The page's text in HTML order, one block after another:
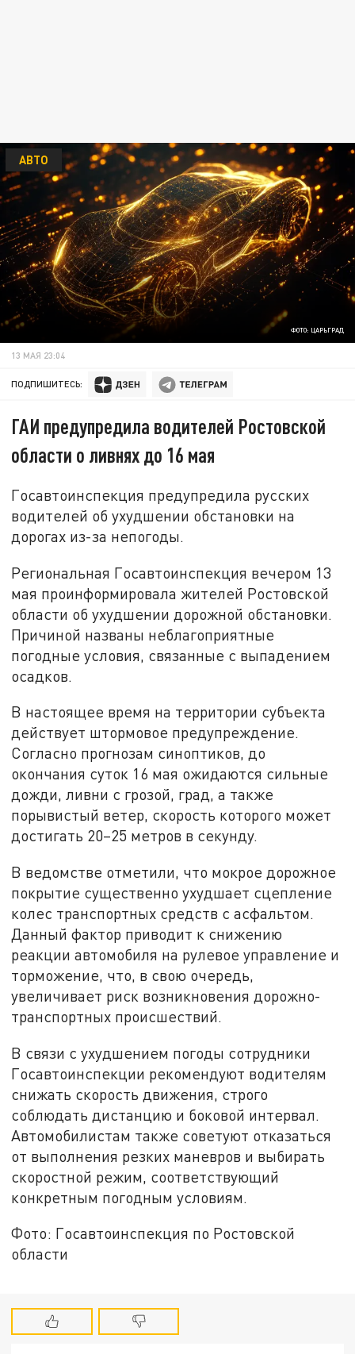
ФОТО: ЦАРЬГРАД
АВТО
13 МАЯ 23:04
ПОДПИШИТЕСЬ:
ГАИ предупредила водителей Ростовской
области о ливнях до 16 мая
Госавтоинспекция предупредила русских
водителей об ухудшении обстановки на
дорогах из-за непогоды.
Региональная Госавтоинспекция вечером 13
мая проинформировала жителей Ростовской
области об ухудшении дорожной обстановки.
Причиной названы неблагоприятные
погодные условия, связанные с выпадением
осадков.
В настоящее время на территории субъекта
действует штормовое предупреждение.
Согласно прогнозам синоптиков, до
окончания суток 16 мая ожидаются сильные
дожди, ливни с грозой, град, а также
порывистый ветер, скорость которого может
достигать 20–25 метров в секунду.
В ведомстве отметили, что мокрое дорожное
покрытие существенно ухудшает сцепление
колес транспортных средств с асфальтом.
Данный фактор приводит к снижению
реакции автомобиля на рулевое управление и
торможение, что, в свою очередь,
увеличивает риск возникновения дорожно-
транспортных происшествий.
В связи с ухудшением погоды сотрудники
Госавтоинспекции рекомендуют водителям
снижать скорость движения, строго
соблюдать дистанцию и боковой интервал.
Автомобилистам также советуют отказаться
от выполнения резких маневров и выбирать
скоростной режим, соответствующий
конкретным погодным условиям.
Фото: Госавтоинспекция по Ростовской
области